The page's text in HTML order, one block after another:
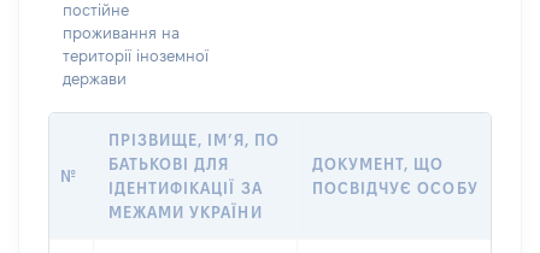
постійне
проживання на
території іноземної
держави
№
ПРІЗВИЩЕ, ІМ’Я, ПО
БАТЬКОВІ ДЛЯ
ІДЕНТИФІКАЦІЇ ЗА
МЕЖАМИ УКРАЇНИ
ДОКУМЕНТ, ЩО
ПОСВІДЧУЄ ОСОБУ